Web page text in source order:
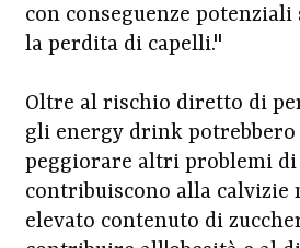
con conseguenze potenziali
la perdita di capelli."
Oltre al rischio diretto di
gli energy drink potrebbero
peggiorare altri problemi di
contribuiscono alla calvizie
elevato contenuto di